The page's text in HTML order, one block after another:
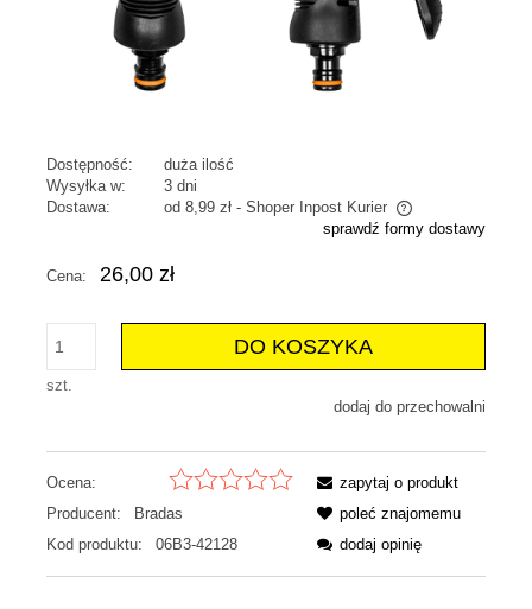
Dostępność:
duża ilość
Wysyłka w:
3 dni
Dostawa:
od 8,99 zł - Shoper Inpost Kurier
Cena nie zawiera ewentualnych kosztów płatności
sprawdź formy dostawy
Cena: 26,00 zł
szt.
DO KOSZYKA
dodaj do przechowalni
Ocena:
Producent:
Bradas
Kod produktu:
06B3-42128
zapytaj o produkt
poleć znajomemu
dodaj opinię